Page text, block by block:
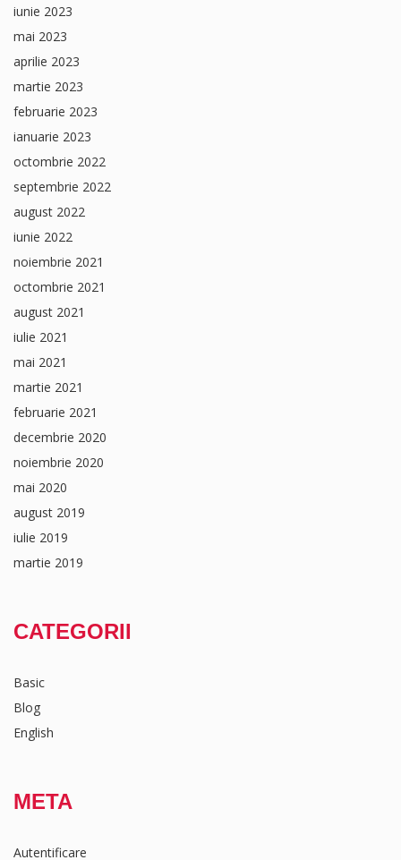
iunie 2023
mai 2023
aprilie 2023
martie 2023
februarie 2023
ianuarie 2023
octombrie 2022
septembrie 2022
august 2022
iunie 2022
noiembrie 2021
octombrie 2021
august 2021
iulie 2021
mai 2021
martie 2021
februarie 2021
decembrie 2020
noiembrie 2020
mai 2020
august 2019
iulie 2019
martie 2019
CATEGORII
Basic
Blog
English
META
Autentificare